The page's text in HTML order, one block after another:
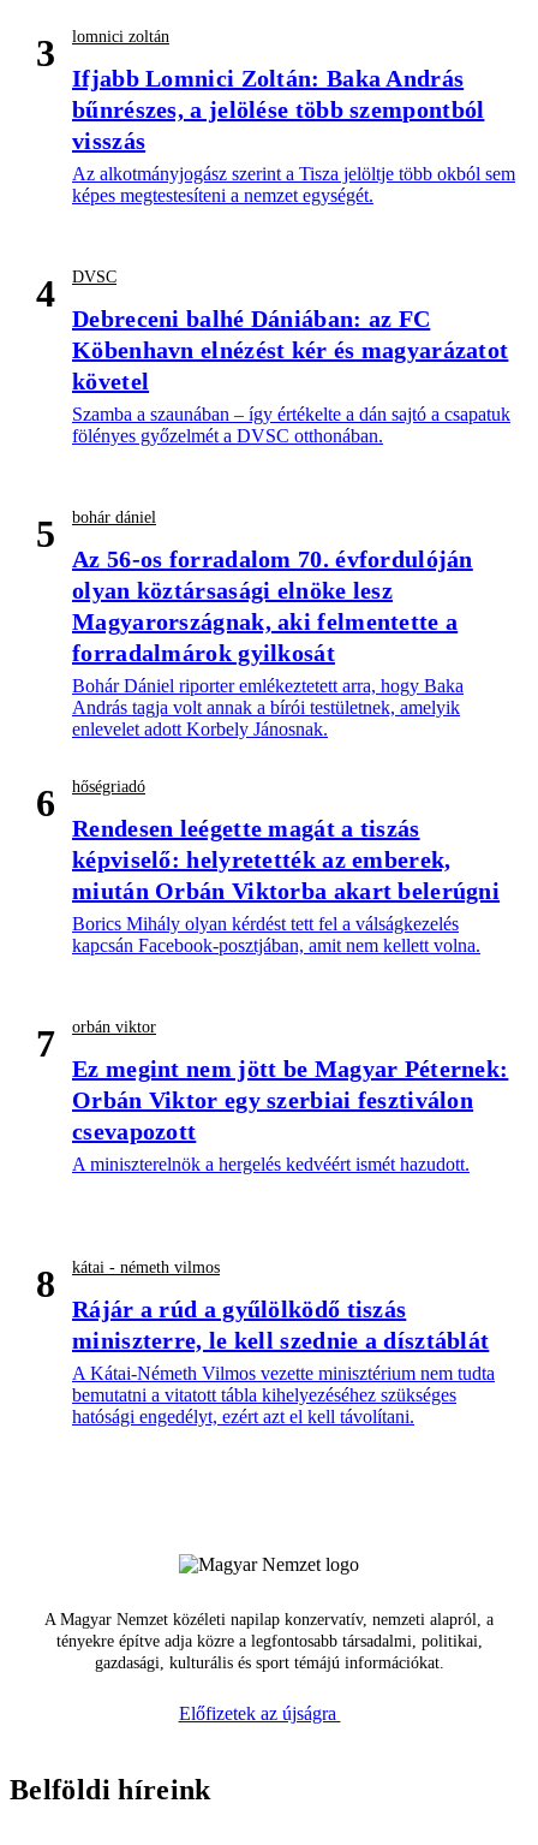
3 lomnici zoltán
Ifjabb Lomnici Zoltán: Baka András
bűnrészes, a jelölése több szempontból
visszás
Az alkotmányjogász szerint a Tisza jelöltje több okból sem
képes megtestesíteni a nemzet egységét.
4 DVSC
Debreceni balhé Dániában: az FC
Köbenhavn elnézést kér és magyarázatot
követel
Szamba a szaunában – így értékelte a dán sajtó a csapatuk
fölényes győzelmét a DVSC otthonában.
5 bohár dániel
Az 56-os forradalom 70. évfordulóján
olyan köztársasági elnöke lesz
Magyarországnak, aki felmentette a
forradalmárok gyilkosát
Bohár Dániel riporter emlékeztetett arra, hogy Baka
András tagja volt annak a bírói testületnek, amelyik
enlevelet adott Korbely Jánosnak.
6 hőségriadó
Rendesen leégette magát a tiszás
képviselő: helyretették az emberek,
miután Orbán Viktorba akart belerúgni
Borics Mihály olyan kérdést tett fel a válságkezelés
kapcsán Facebook-posztjában, amit nem kellett volna.
7 orbán viktor
Ez megint nem jött be Magyar Péternek:
Orbán Viktor egy szerbiai fesztiválon
csevapozott
A miniszterelnök a hergelés kedvéért ismét hazudott.
8 kátai - németh vilmos
Rájár a rúd a gyűlölködő tiszás
miniszterre, le kell szednie a dísztáblát
A Kátai-Németh Vilmos vezette minisztérium nem tudta
bemutatni a vitatott tábla kihelyezéséhez szükséges
hatósági engedélyt, ezért azt el kell távolítani.
A Magyar Nemzet közéleti napilap konzervatív, nemzeti alapról, a
tényekre építve adja közre a legfontosabb társadalmi, politikai,
gazdasági, kulturális és sport témájú információkat.
Előfizetek az újságra
Belföldi híreink